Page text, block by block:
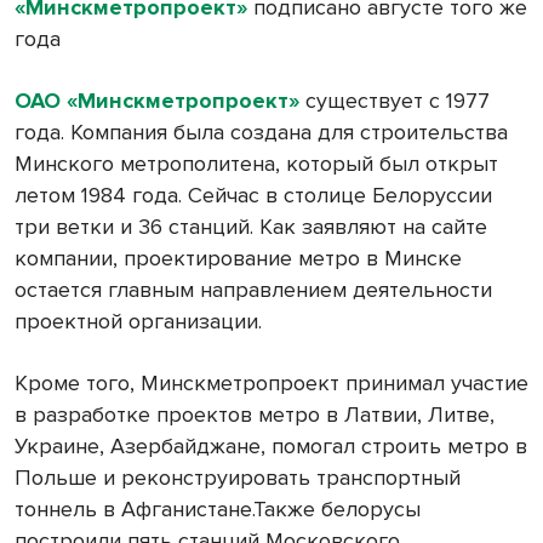
«Минскметропроект» подписано августе того же
года
ОАО «Минскметропроект» существует с 1977
года. Компания была создана для строительства
Минского метрополитена, который был открыт
летом 1984 года. Сейчас в столице Белоруссии
три ветки и 36 станций. Как заявляют на сайте
компании, проектирование метро в Минске
остается главным направлением деятельности
проектной организации.
Кроме того, Минскметропроект принимал участие
в разработке проектов метро в Латвии, Литве,
Украине, Азербайджане, помогал строить метро в
Польше и реконструировать транспортный
тоннель в Афганистане.Также белорусы